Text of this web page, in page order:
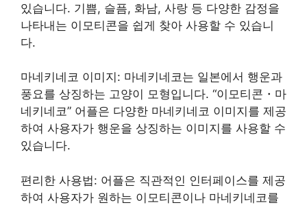
있습니다. 기쁨, 슬픔, 화남, 사랑 등 다양한 감정을
나타내는 이모티콘을 쉽게 찾아 사용할 수 있습니
다.
마네키네코 이미지: 마네키네코는 일본에서 행운과
풍요를 상징하는 고양이 모형입니다. “이모티콘・마
네키네코” 어플은 다양한 마네키네코 이미지를 제공
하여 사용자가 행운을 상징하는 이미지를 사용할 수
있습니다.
편리한 사용법: 어플은 직관적인 인터페이스를 제공
하여 사용자가 원하는 이모티콘이나 마네키네코를